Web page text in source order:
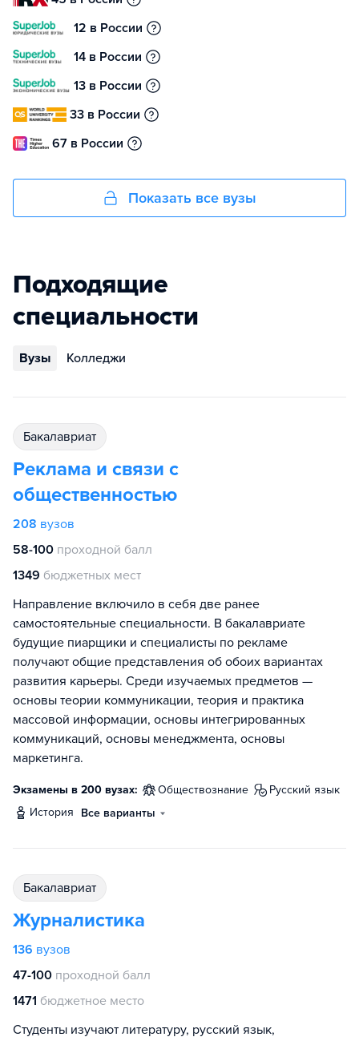
12 в России
14 в России
13 в России
33 в России
67 в России
Показать все вузы
Подходящие
специальности
Вузы Колледжи
бакалавриат
Реклама и связи с
общественностью
208 вузов
58-100 проходной балл
1349 бюджетных мест
Направление включило в себя две ранее
самостоятельные специальности. В бакалавриате
будущие пиарщики и специалисты по рекламе
получают общие представления об обоих вариантах
развития карьеры. Среди изучаемых предметов —
основы теории коммуникации, теория и практика
массовой информации, основы интегрированных
коммуникаций, основы менеджмента, основы
маркетинга.
Экзамены в 200 вузах: обществознание
русский язык
история
Все варианты
бакалавриат
Журналистика
136 вузов
47-100 проходной балл
1471 бюджетное место
Студенты изучают литературу, русский язык,